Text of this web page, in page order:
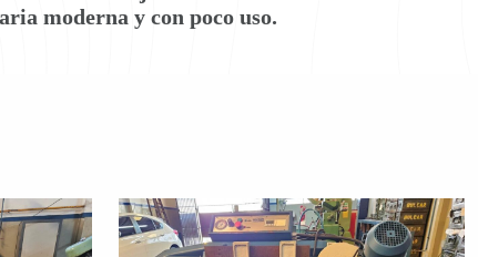
moderna y con poco uso.